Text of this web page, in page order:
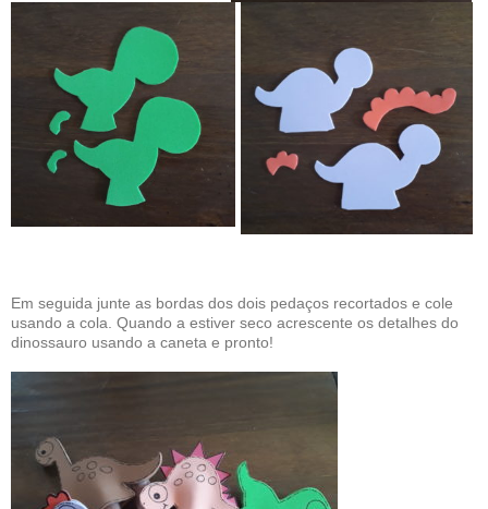
Em seguida junte as bordas dos dois pedaços recortados e cole
usando a cola. Quando a estiver seco acrescente os detalhes do
dinossauro usando a caneta e pronto!